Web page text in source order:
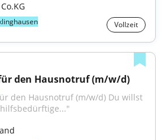
Vollzeit
den Hausnotruf (m/w/d)
den Hausnotruf (m/w/d) Du willst